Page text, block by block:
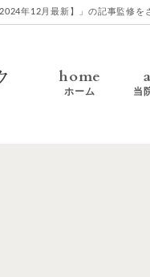
年12月最新】」の記事監修
home
ホーム 当